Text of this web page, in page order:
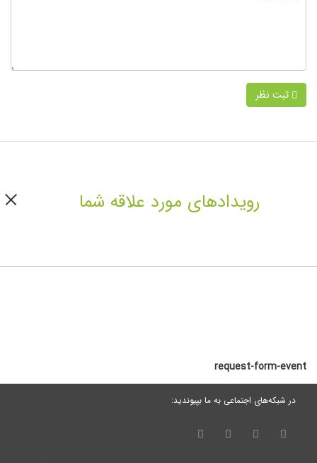
ثبت نظر
رویدادهای مورد علاقه شما
request-form-event
در شبکه‌های اجتماعی به ما بپیوندید: